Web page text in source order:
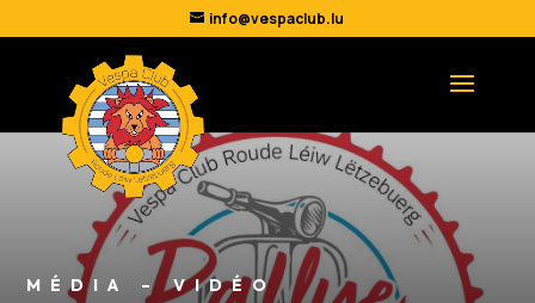
info@vespaclub.lu
MÉDIA – VIDÉO